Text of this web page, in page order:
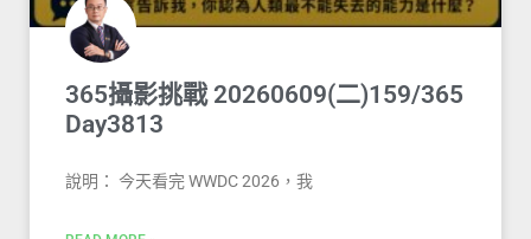
365攝影挑戰 20260609(二)159/365
Day3813
說明： 今天看完 WWDC 2026，我